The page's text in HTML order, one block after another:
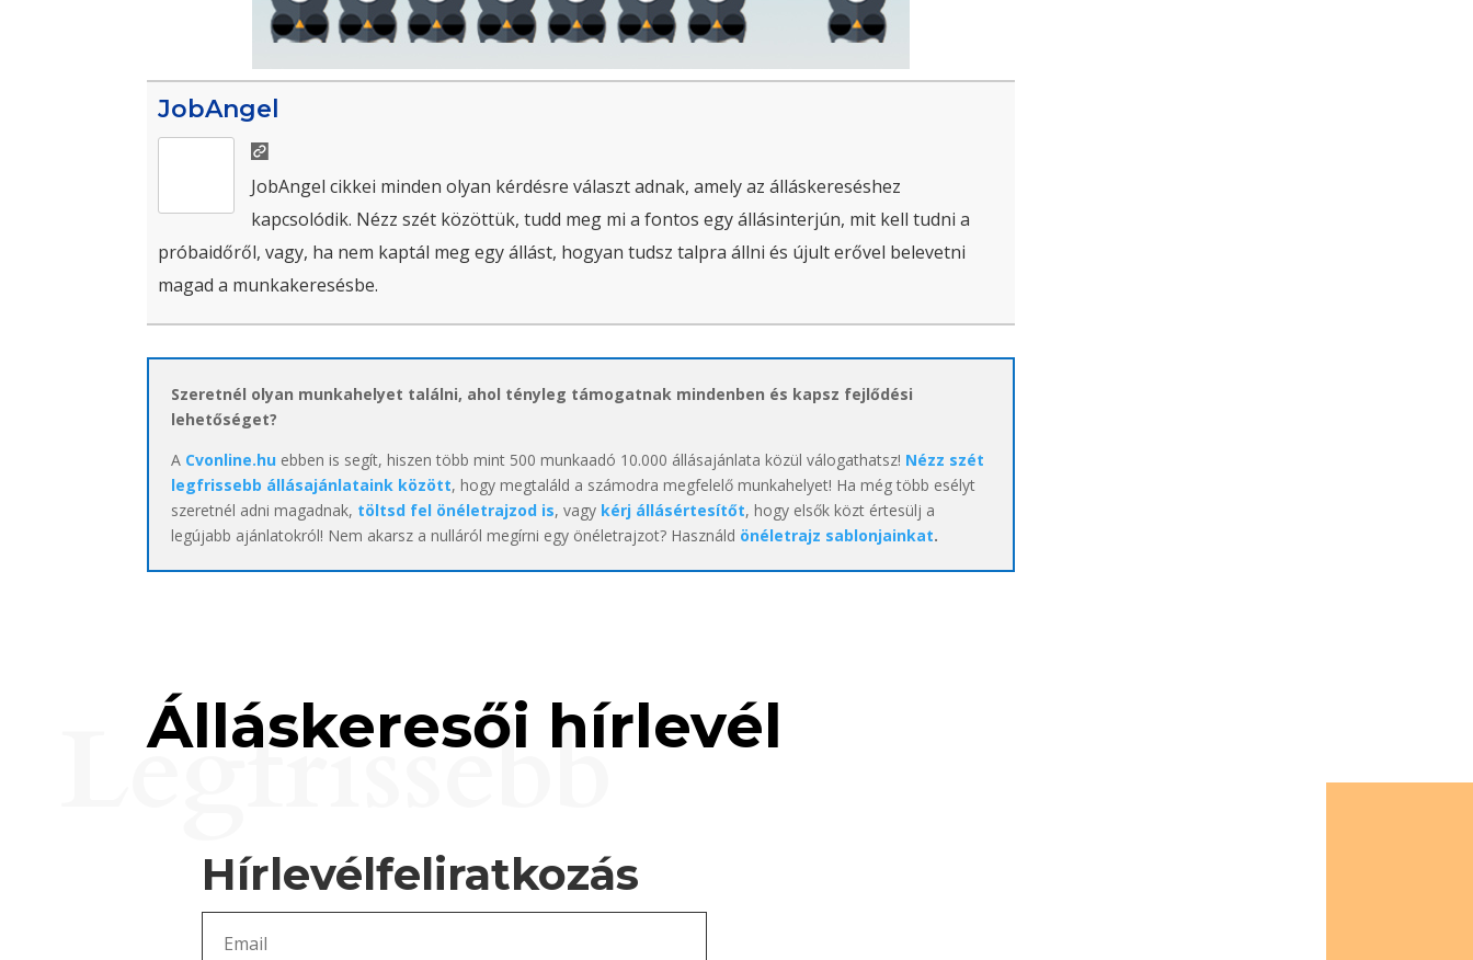
JobAngel
JobAngel cikkei minden olyan kérdésre választ adnak, amely az álláskereséshez
kapcsolódik. Nézz szét közöttük, tudd meg mi a fontos egy állásinterjún, mit kell tudni a
próbaidőről, vagy, ha nem kaptál meg egy állást, hogyan tudsz talpra állni és újult erővel belevetni
magad a munkakeresésbe.
Szeretnél olyan munkahelyet találni, ahol tényleg támogatnak mindenben és kapsz fejlődési
lehetőséget?
A Cvonline.hu ebben is segít, hiszen több mint 500 munkaadó 10.000 állásajánlata közül válogathatsz! Nézz szét
legfrissebb állásajánlataink között, hogy megtaláld a számodra megfelelő munkahelyet! Ha még több esélyt
szeretnél adni magadnak, töltsd fel önéletrajzod is, vagy kérj állásértesítőt, hogy elsők közt értesülj a
legújabb ajánlatokról! Nem akarsz a nulláról megírni egy önéletrajzot? Használd önéletrajz sablonjainkat.
Álláskeresői hírlevél
Legfrissebb
Hírlevélfeliratkozás